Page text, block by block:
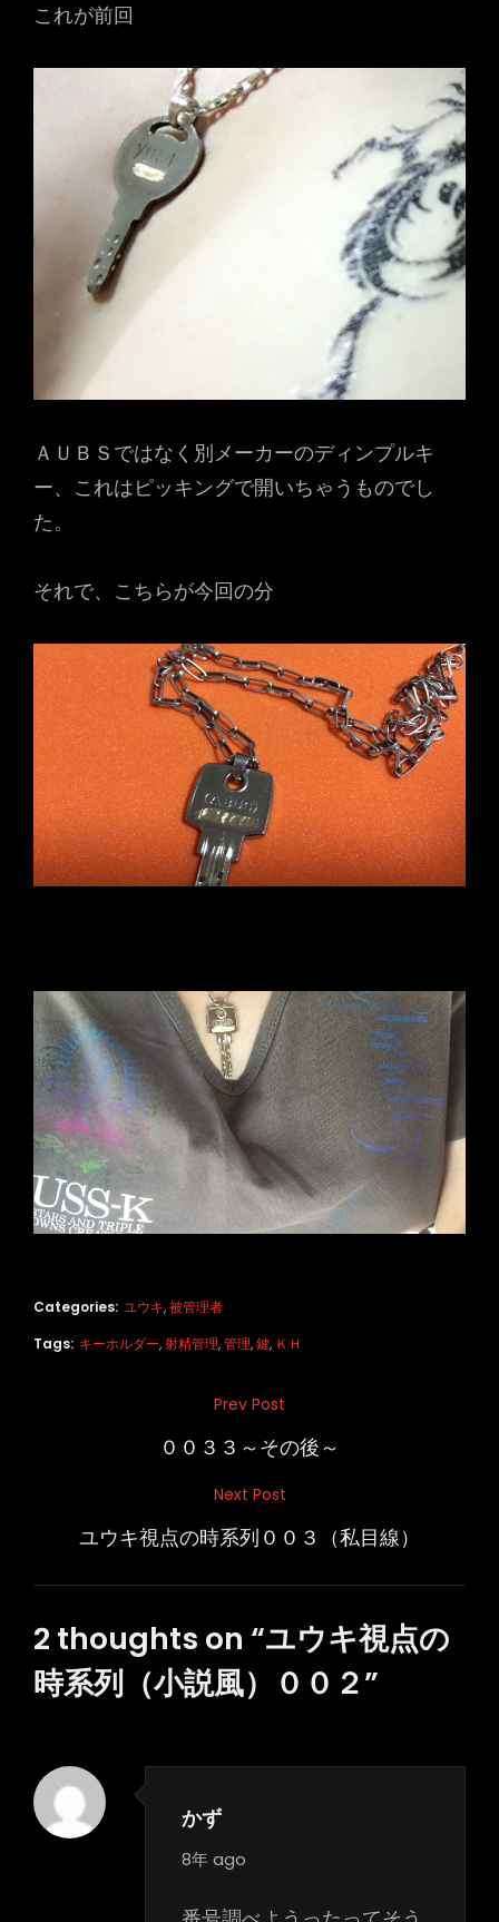
これが前回
ＡＵＢＳではなく別メーカーのディンプルキ
ー、これはピッキングで開いちゃうものでし
た。
それで、こちらが今回の分
Categories: ユウキ,被管理者
Tags: キーホルダー,射精管理,管理,鍵, ＫＨ
ー
シ
ョ
ン
Prev Post
００３３～その後～
Next Post
ユウキ視点の時系列００３（私目線）
2 thoughts on “ユウキ視点の
時系列（小説風）００２”
かず
says:
8年 ago